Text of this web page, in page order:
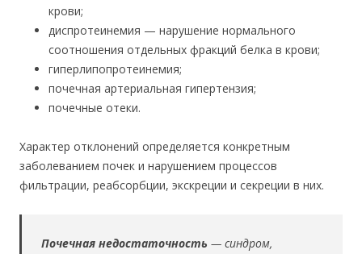
крови;
диспротеинемия — нарушение нормального
соотношения отдельных фракций белка в крови;
гиперлипопротеинемия;
почечная артериальная гипертензия;
почечные отеки.
Характер отклонений определяется конкретным
заболеванием почек и нарушением процессов
фильтрации, реабсорбции, экскреции и секреции в них.
Почечная недостаточность — синдром,